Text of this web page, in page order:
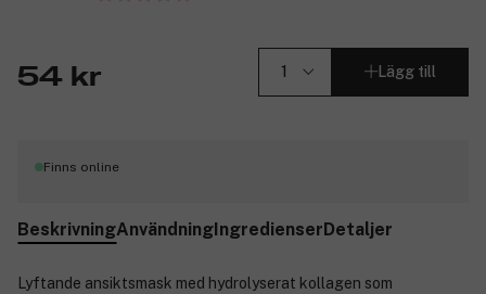
54 kr Lägg till
Finns online
BeskrivningAnvändningIngredienserDetaljer
Lyftande ansiktsmask med hydrolyserat kollagen som